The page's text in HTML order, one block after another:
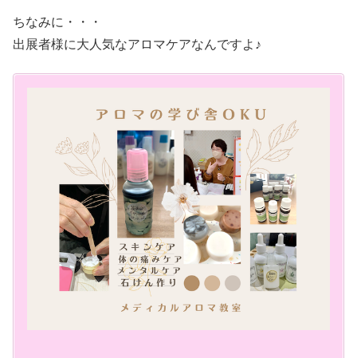
ちなみに・・・
出展者様に大人気なアロマケアなんですよ♪